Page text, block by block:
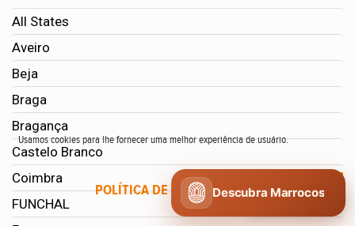
All States
Aveiro
Beja
Braga
Bragança
Castelo Branco
Coimbra
FUNCHAL
Usamos cookies para lhe fornecer uma melhor experiência de usuário.
POLÍTICA DE COOKIES CONCORDO
Descubra Marrocos